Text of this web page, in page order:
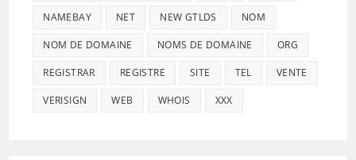
NAMEBAY NET NEW GTLDS NOM
NOM DE DOMAINE NOMS DE DOMAINE ORG
REGISTRAR REGISTRE SITE TEL VENTE
VERISIGN WEB WHOIS XXX